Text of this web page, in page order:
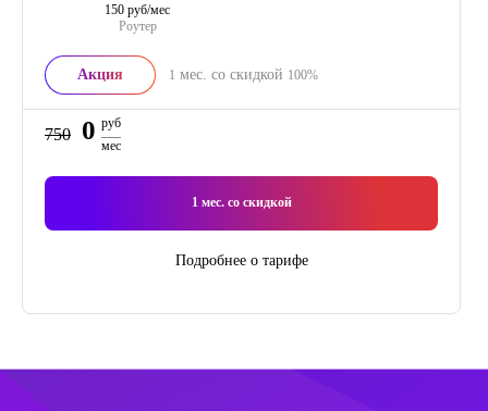
Роутер
150 руб/мес
Акция 1 мес. со скидкой 100%
750 0 руб
мес
1мес. со скидкой
Подробнее о тарифе